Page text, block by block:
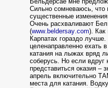
Сильно сомневаюсь, что
существенные
Очень расхваливают
(www. beldersay.com). Как
Карпатах гораздо
целенаправленно ехать
катания на лыжах вряд
соберусь. Но если вдруг
представиться оказия –
апрель включительно
места для катания.